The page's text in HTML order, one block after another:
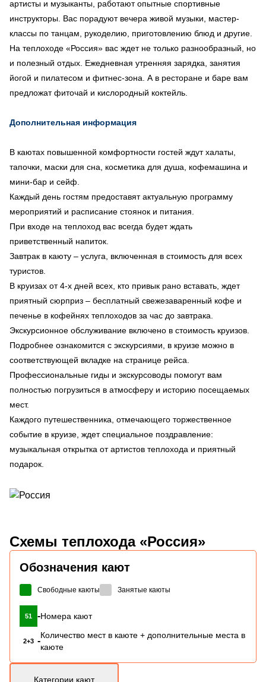
артисты и музыканты, работают опытные спортивные
инструкторы. Вас порадуют вечера живой музыки, мастер-
классы по танцам, рукоделию, приготовлению блюд и другие.
На теплоходе «Россия» вас ждет не только разнообразный, но
и полезный отдых. Ежедневная утренняя зарядка, занятия
йогой и пилатесом и фитнес-зона. А в ресторане и баре вам
предложат фиточай и кислородный коктейль.
Дополнительная информация
В каютах повышенной комфортности гостей ждут халаты,
тапочки, маски для сна, косметика для душа, кофемашина и
мини-бар и сейф.
Каждый день гостям предоставят актуальную программу
мероприятий и расписание стоянок и питания.
При входе на теплоход вас всегда будет ждать
приветственный напиток.
Завтрак в каюту – услуга, включенная в стоимость для всех
туристов.
В круизах от 4-х дней всех, кто привык рано вставать, ждет
приятный сюрприз – бесплатный свежезаваренный кофе и
печенье в кофейнях теплоходов за час до завтрака.
Экскурсионное обслуживание включено в стоимость круизов.
Подробнее ознакомится с экскурсиями, в круизе можно в
соответствующей вкладке на странице рейса.
Профессиональные гиды и экскурсоводы помогут вам
полностью погрузиться в атмосферу и историю посещаемых
мест.
Каждого путешественника, отмечающего торжественное
событие в круизе, ждет специальное поздравление:
музыкальная открытка от артистов теплохода и приятный
подарок.
Схемы теплохода «Россия»
Обозначения кают
Свободные каюты Занятые каюты
51 -Номера кают
2+3 -
Количество мест в каюте + дополнительные места в
каюте
Категории кают